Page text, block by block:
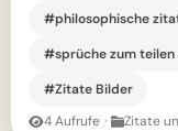
#philosophische
#sprüche zum
#Zitate Bilder
4 Aufrufe · Zitate